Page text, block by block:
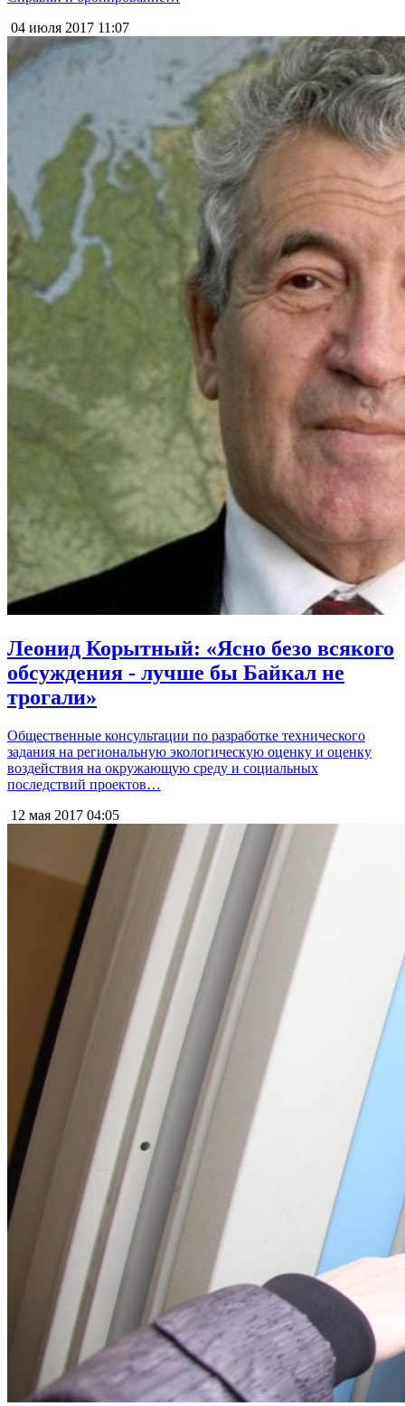
04 июля 2017 11:07
Леонид Корытный: «Ясно безо всякого
обсуждения - лучше бы Байкал не
трогали»
Общественные консультации по разработке технического
задания на региональную экологическую оценку и оценку
воздействия на окружающую среду и социальных
последствий проектов…
12 мая 2017 04:05